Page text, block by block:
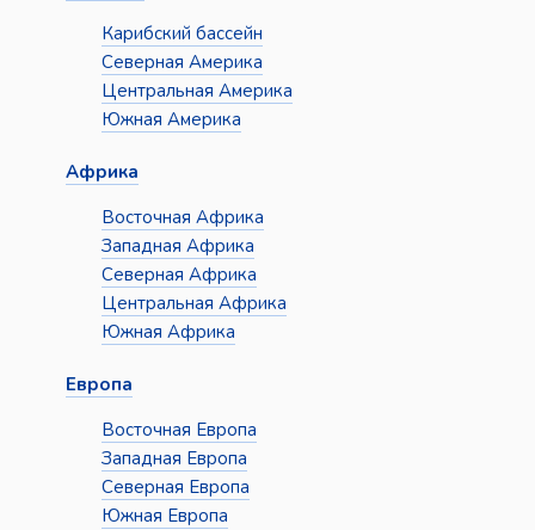
Карибский бассейн
Северная Америка
Центральная Америка
Южная Америка
Африка
Восточная Африка
Западная Африка
Северная Африка
Центральная Африка
Южная Африка
Европа
Восточная Европа
Западная Европа
Северная Европа
Южная Европа